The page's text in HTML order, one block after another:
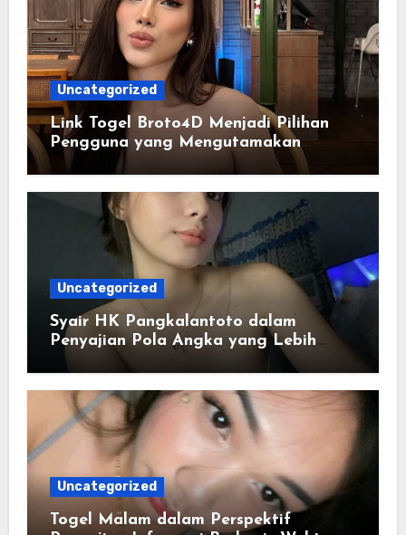
Uncategorized
Link Togel Broto4D Menjadi Pilihan
Pengguna yang Mengutamakan
Kemudahan
Uncategorized
Syair HK Pangkalantoto dalam
Penyajian Pola Angka yang Lebih
Jelas
Uncategorized
Togel Malam dalam Perspektif